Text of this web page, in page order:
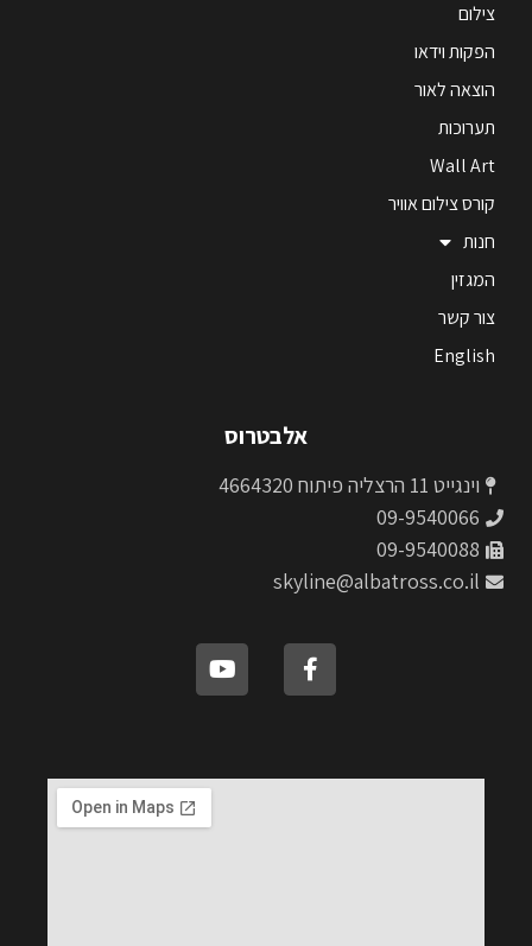
צילום
הפקות וידאו
הוצאה לאור
תערוכות
Wall Art
קורס צילום אוויר
חנות
המגזין
צור קשר
English
אלבטרוס
וינגייט 11 הרצליה פיתוח 4664320
09-9540066
09-9540088
skyline@albatross.co.il